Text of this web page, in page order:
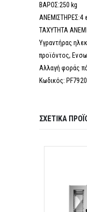
ΒΑΡΟΣ:250 kg
ΑΝΕΜΙΣΤΗΡΕΣ:4
ΤΑΧΥΤΗΤΑ
Υγραντήρας
προϊόντος,
Αλλαγή φοράς
Κωδικός: PF7920
ΣΧΕΤΙΚΆ